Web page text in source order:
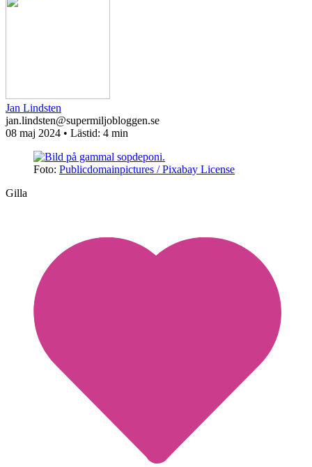
Jan Lindsten
jan.lindsten@supermiljobloggen.se
08 maj 2024 • Lästid: 4 min
Foto: Publicdomainpictures / Pixabay License
Gilla